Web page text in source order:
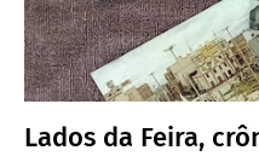
Lados da Feira,